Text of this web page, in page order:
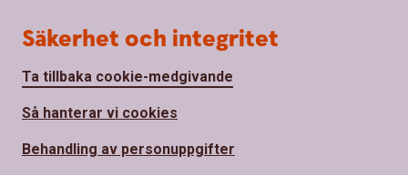
Säkerhet och integritet
Ta tillbaka cookie-medgivande
Så hanterar vi cookies
Behandling av personuppgifter